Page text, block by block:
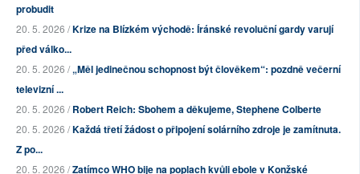
probudit
20. 5. 2026 /Krize na Blízkém východě: Íránské revoluční gardy varují
před válko...
20. 5. 2026 /„Měl jedinečnou schopnost být člověkem“: pozdně večerní
televizní ...
20. 5. 2026 /Robert Reich: Sbohem a děkujeme, Stephene Colberte
20. 5. 2026 /Každá třetí žádost o připojení solárního zdroje je zamítnuta.
Z po...
20. 5. 2026 /Zatímco WHO bije na poplach kvůli ebole v Konžské